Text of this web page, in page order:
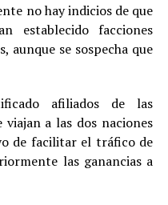
no hay indicios de que
establecido facciones
aunque se sospecha que
afiliados de las
viajan a las dos naciones
de facilitar el tráfico de
las ganancias a